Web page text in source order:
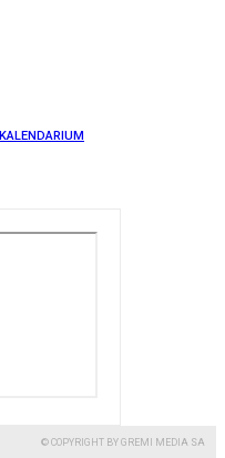
KALENDARIUM
© COPYRIGHT BY GREMI MEDIA SA